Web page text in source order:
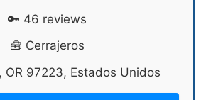
🔑 46 reviews
🧰 Cerrajeros
OR 97223, Estados Unidos